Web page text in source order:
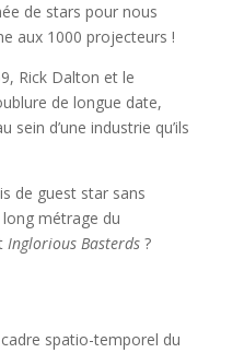
de stars pour nous
aux 1000 projecteurs !
Rick Dalton et le
de longue date,
sein d’une industrie qu’ils
de guest star sans
métrage du
Inglorious Basterds?
spatio-temporel du